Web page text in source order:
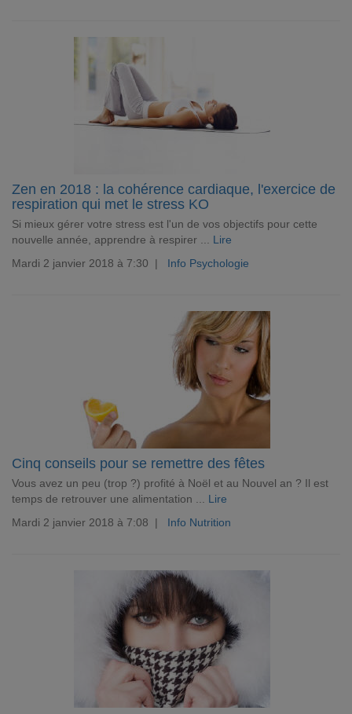
Zen en 2018 : la cohérence cardiaque, l'exercice de
respiration qui met le stress KO
Si mieux gérer votre stress est l'un de vos objectifs pour cette
nouvelle année, apprendre à respirer ... Lire
Mardi 2 janvier 2018 à 7:30 | Info Psychologie
Cinq conseils pour se remettre des fêtes
Vous avez un peu (trop ?) profité à Noël et au Nouvel an ? Il est
temps de retrouver une alimentation ... Lire
Mardi 2 janvier 2018 à 7:08 | Info Nutrition